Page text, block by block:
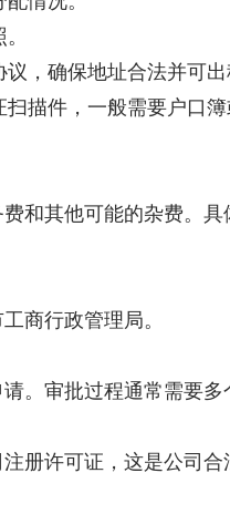
，确保地址合法并可出
描件，一般需要户口簿
和其他可能的杂费。
商行政管理局。
。审批过程通常需要多
册许可证，这是公司合